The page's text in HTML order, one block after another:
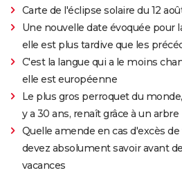
Carte de l'éclipse solaire du 12
Une nouvelle date évoquée pour
elle est plus tardive que les
C'est la langue qui a le moins
elle est européenne
Le plus gros perroquet du
y a 30 ans, renaît grâce à un arbre
Quelle amende en cas d'excès
devez absolument savoir avant
vacances